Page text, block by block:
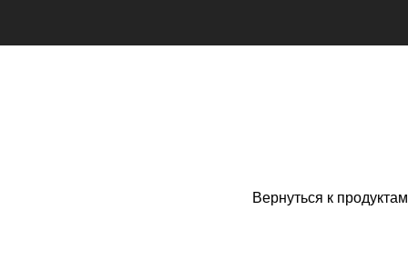
Вернуться к продуктам